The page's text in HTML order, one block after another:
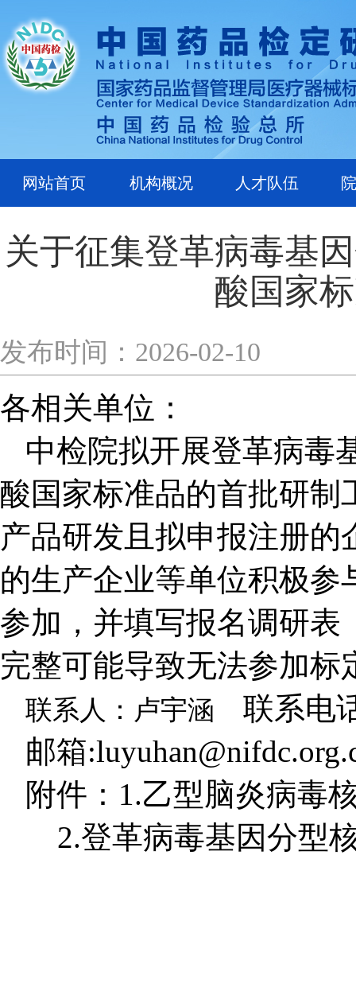
网站首页 机构概况 人才队伍
关于征集登革病毒基
酸国家
发布时间：2026-02-10
各相关单位：
中检院拟开展登革病毒
酸国家标准品的首批研制
产品研发且拟申报注册的
的生产企业等单位积极参
参加，并填写报名调研表
完整可能导致无法参加标
联系人：卢宇涵 联系电
邮箱
附件：1.乙型脑炎病毒
2.登革病毒基因分型